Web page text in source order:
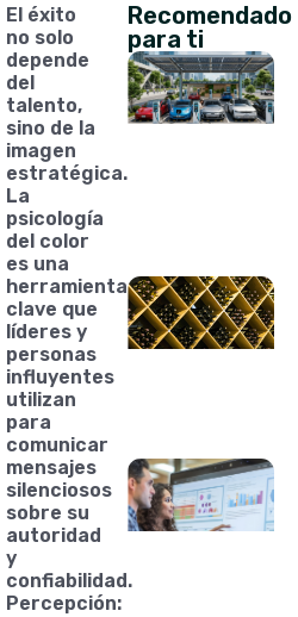
El éxito
no solo
depende
del
talento,
sino de la
imagen
estratégica.
La
psicología
del color
es una
herramienta
clave que
líderes y
personas
influyentes
utilizan
para
comunicar
mensajes
silenciosos
sobre su
autoridad
y
confiabilidad.
Percepción:
Recomendado
para ti